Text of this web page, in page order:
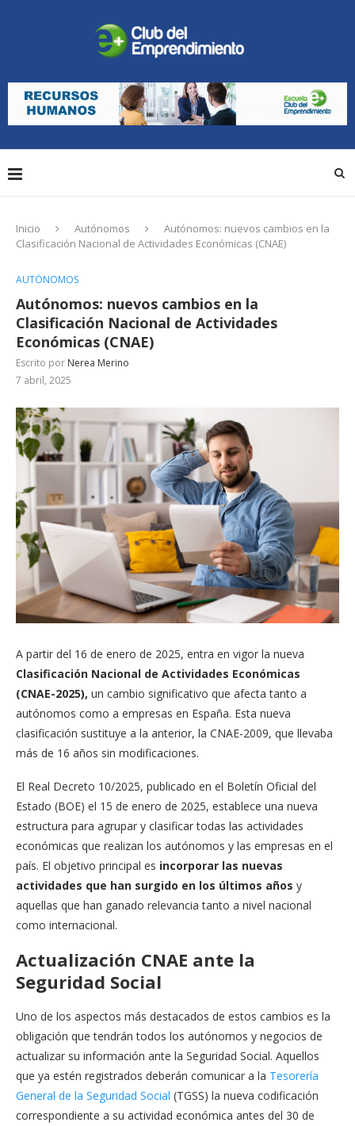
Inicio Autónomos
Autónomos: nuevos cambios en la
Clasificación Nacional de Actividades Económicas (CNAE)
AUTÓNOMOS
Autónomos: nuevos cambios en la
Clasificación Nacional de Actividades
Económicas (CNAE)
Escrito por Nerea Merino
7 abril, 2025
A partir del 16 de enero de 2025, entra en vigor la nueva
Clasificación Nacional de Actividades Económicas
(CNAE-2025), un cambio significativo que afecta tanto a
autónomos como a empresas en España. Esta nueva
clasificación sustituye a la anterior, la CNAE-2009, que llevaba
más de 16 años sin modificaciones.
El Real Decreto 10/2025, publicado en el Boletín Oficial del
Estado (BOE) el 15 de enero de 2025, establece una nueva
estructura para agrupar y clasificar todas las actividades
económicas que realizan los autónomos y las empresas en el
país. El objetivo principal es incorporar las nuevas
actividades que han surgido en los últimos años y
aquellas que han ganado relevancia tanto a nivel nacional
como internacional.
Actualización CNAE ante la
Seguridad Social
Uno de los aspectos más destacados de estos cambios es la
obligación que tendrán todos los autónomos y negocios de
actualizar su información ante la Seguridad Social. Aquellos
que ya estén registrados deberán comunicar a la Tesorería
General de la Seguridad Social (TGSS) la nueva codificación
correspondiente a su actividad económica antes del 30 de